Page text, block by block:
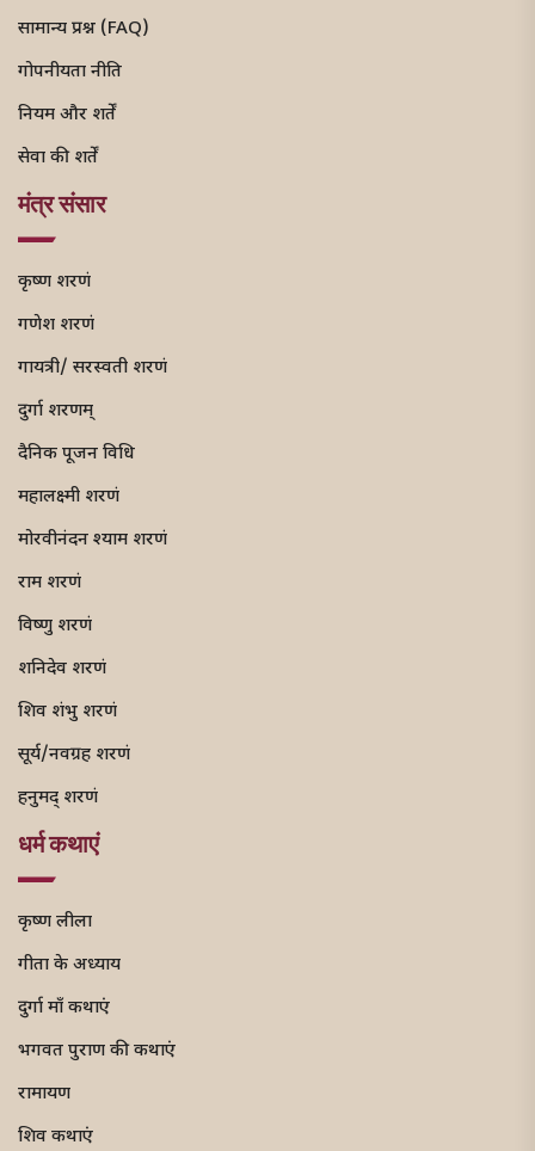
सामान्य प्रश्न (FAQ)
गोपनीयता नीति
नियम और शर्तें
सेवा की शर्तें
मंत्र संसार
कृष्ण शरणं
गणेश शरणं
गायत्री/ सरस्वती शरणं
दुर्गा शरणम्
दैनिक पूजन विधि
महालक्ष्मी शरणं
मोरवीनंदन श्याम शरणं
राम शरणं
विष्णु शरणं
शनिदेव शरणं
शिव शंभु शरणं
सूर्य/नवग्रह शरणं
हनुमद् शरणं
धर्म कथाएं
कृष्ण लीला
गीता के अध्याय
दुर्गा माँ कथाएं
भगवत पुराण की कथाएं
रामायण
शिव कथाएं